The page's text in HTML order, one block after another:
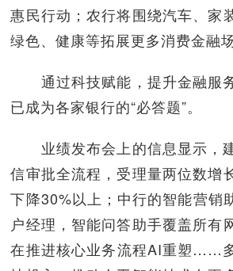
惠民行动；农行将围绕汽车、家
绿色、健康等拓展更多消费金融场
通过科技赋能，提升金融服务
已成为各家银行的“必答题”。
业绩发布会上的信息显示，
信审批全流程，受理量两位数增
下降30%以上；中行的智能营销
户经理，智能问答助手覆盖所有
在推进核心业务流程AI重塑……